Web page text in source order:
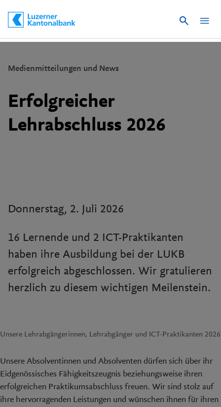
Schnelle Navigation
Suche
Medienmitteilungen und News
Erfolgreicher
Lehrabschluss 2026
Donnerstag, 2. Juli 2026
16 Lernende und 2 ICT-Praktikanten
haben ihre Ausbildung bei der LUKB
erfolgreich abgeschlossen. Wir gratulieren
herzlich zu diesem wichtigen Meilenstein.
Unsere Lehrabgängerinnen, Lehrabgänger und ICT-Praktikanten 2026
Unsere Absolventinnen und Absolventen dürfen sich über ihr
Eidgenössisches Fähigkeitszeugnis beziehungsweise ihren
erfolgreichen Praktikumsabschluss freuen. Wir sind stolz auf
ihre hervorragenden Leistungen und wünschen ihnen für ihren